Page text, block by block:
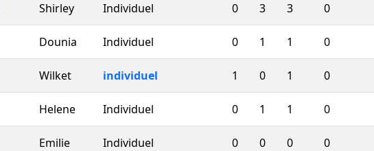
Shirley Individuel 0 3 3 0
Dounia Individuel 0 1 1 0
Wilket individuel 1 0 1 0
Helene Individuel 0 1 1 0
Emilie Individuel 0 0 0 0